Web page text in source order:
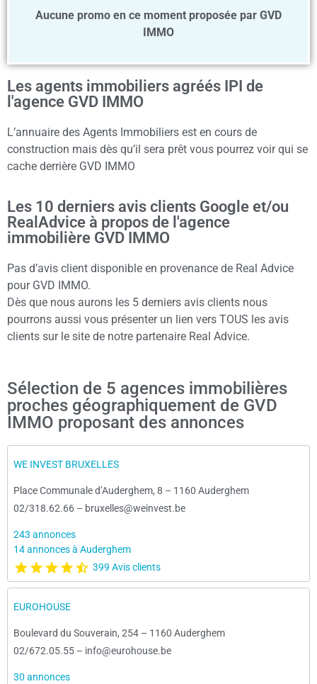
Aucune promo en ce moment proposée par GVD
IMMO
Les agents immobiliers agréés IPI de
l'agence GVD IMMO
L’annuaire des Agents Immobiliers est en cours de
construction mais dès qu’il sera prêt vous pourrez voir qui se
cache derrière GVD IMMO
Les 10 derniers avis clients Google et/ou
RealAdvice à propos de l'agence
immobilière GVD IMMO
Pas d’avis client disponible en provenance de Real Advice
pour GVD IMMO.
Dès que nous aurons les 5 derniers avis clients nous
pourrons aussi vous présenter un lien vers TOUS les avis
clients sur le site de notre partenaire Real Advice.
Sélection de 5 agences immobilières
proches géographiquement de GVD
IMMO proposant des annonces
WE INVEST BRUXELLES
Place Communale d’Auderghem, 8 – 1160 Auderghem
02/318.62.66 – bruxelles@weinvest.be
243 annonces
14 annonces à Auderghem
399 Avis clients
EUROHOUSE
Boulevard du Souverain, 254 – 1160 Auderghem
02/672.05.55 – info@eurohouse.be
30 annonces